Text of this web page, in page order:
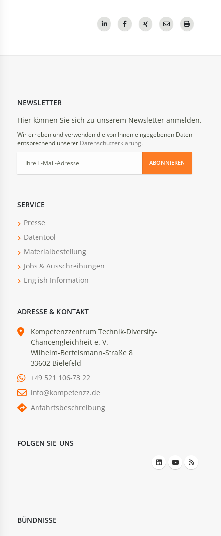
NEWSLETTER
Hier können Sie sich zu unserem Newsletter anmelden.
Wir erheben und verwenden die von Ihnen eingegebenen Daten
entsprechend unserer Datenschutzerklärung.
ABONNIEREN
SERVICE
Presse
Datentool
Materialbestellung
Jobs & Ausschreibungen
English Information
ADRESSE & KONTAKT
Kompetenzzentrum Technik-Diversity-
Chancengleichheit e. V.
Wilhelm-Bertelsmann-Straße 8
33602 Bielefeld
+49 521 106-73 22
info@kompetenzz.de
Anfahrtsbeschreibung
FOLGEN SIE UNS
BÜNDNISSE